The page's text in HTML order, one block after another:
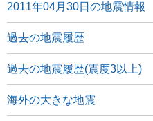
2011年04月30日の地震情報
過去の地震履歴
過去の地震履歴(震度3以上)
海外の大きな地震